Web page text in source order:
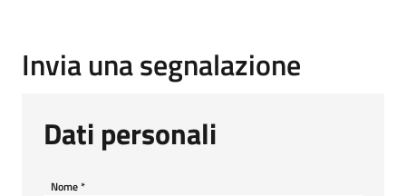
Invia una segnalazione
Dati personali
Nome*